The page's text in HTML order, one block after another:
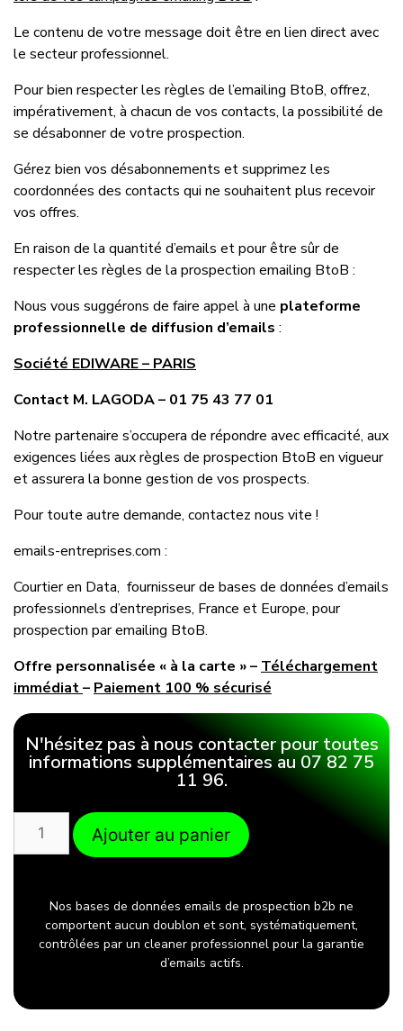
Le contenu de votre message doit être en lien direct avec
le secteur professionnel.
Pour bien respecter les règles de l’emailing BtoB, offrez,
impérativement, à chacun de vos contacts, la possibilité de
se désabonner de votre prospection.
Gérez bien vos désabonnements et supprimez les
coordonnées des contacts qui ne souhaitent plus recevoir
vos offres.
En raison de la quantité d’emails et pour être sûr de
respecter les règles de la prospection emailing BtoB :
Nous vous suggérons de faire appel à une plateforme
professionnelle de diffusion d’emails :
Société EDIWARE – PARIS
Contact M. LAGODA – 01 75 43 77 01
Notre partenaire s’occupera de répondre avec efficacité, aux
exigences liées aux règles de prospection BtoB en vigueur
et assurera la bonne gestion de vos prospects.
Pour toute autre demande, contactez nous vite !
emails-entreprises.com :
Courtier en Data, fournisseur de bases de données d’emails
professionnels d’entreprises, France et Europe, pour
prospection par emailing BtoB.
Offre personnalisée « à la carte » – Téléchargement
immédiat– Paiement 100 % sécurisé
N'hésitez pas à nous contacter pour toutes
informations supplémentaires au 07 82 75
11 96.
Ajouter au panier
Nos bases de données emails de prospection b2b ne
comportent aucun doublon et sont, systématiquement,
contrôlées par un cleaner professionnel pour la garantie
d’emails actifs.